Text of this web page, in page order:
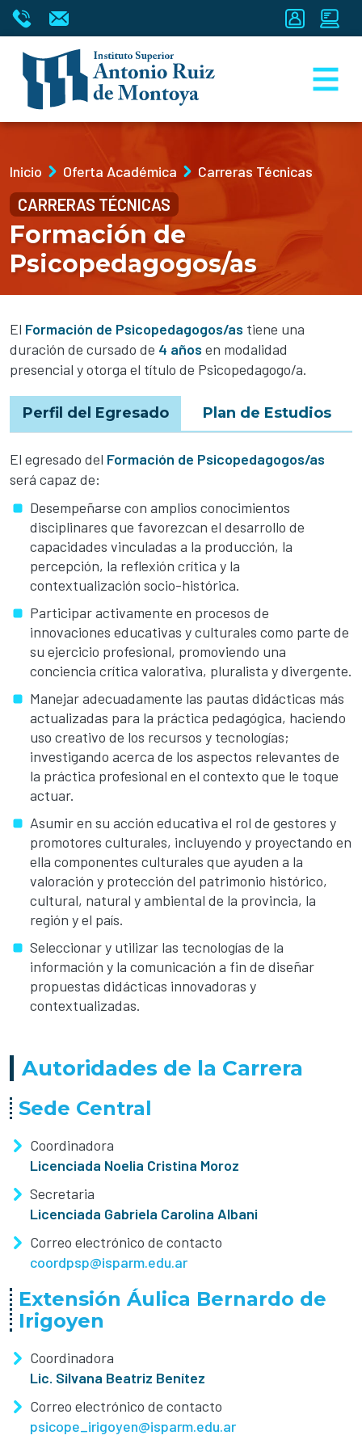
Inicio Oferta Académica Carreras Técnicas
CARRERAS TÉCNICAS
Formación de
Psicopedagogos/as
El Formación de Psicopedagogos/as tiene una
duración de cursado de 4 años en modalidad
presencial y otorga el título de Psicopedagogo/a.
Perfil del Egresado Plan de Estudios
El egresado del Formación de Psicopedagogos/as
será capaz de:
Desempeñarse con amplios conocimientos
disciplinares que favorezcan el desarrollo de
capacidades vinculadas a la producción, la
percepción, la reflexión crítica y la
contextualización socio-histórica.
Participar activamente en procesos de
innovaciones educativas y culturales como parte de
su ejercicio profesional, promoviendo una
conciencia crítica valorativa, pluralista y divergente.
Manejar adecuadamente las pautas didácticas más
actualizadas para la práctica pedagógica, haciendo
uso creativo de los recursos y tecnologías;
investigando acerca de los aspectos relevantes de
la práctica profesional en el contexto que le toque
actuar.
Asumir en su acción educativa el rol de gestores y
promotores culturales, incluyendo y proyectando en
ella componentes culturales que ayuden a la
valoración y protección del patrimonio histórico,
cultural, natural y ambiental de la provincia, la
región y el país.
Seleccionar y utilizar las tecnologías de la
información y la comunicación a fin de diseñar
propuestas didácticas innovadoras y
contextualizadas.
Autoridades de la Carrera
Sede Central
Coordinadora
Licenciada Noelia Cristina Moroz
Secretaria
Licenciada Gabriela Carolina Albani
Correo electrónico de contacto
coordpsp@isparm.edu.ar
Extensión Áulica Bernardo de
Irigoyen
Coordinadora
Lic. Silvana Beatriz Benítez
Correo electrónico de contacto
psicope_irigoyen@isparm.edu.ar